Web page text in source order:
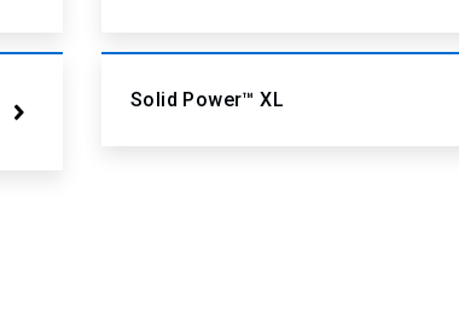
Solid Power​​​​​​​™ XL